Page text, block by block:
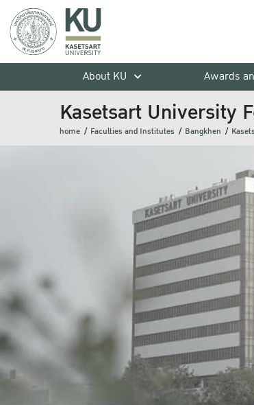
About KU
Awards
Kasetsart University
home Faculties and Institutes Bangkhen